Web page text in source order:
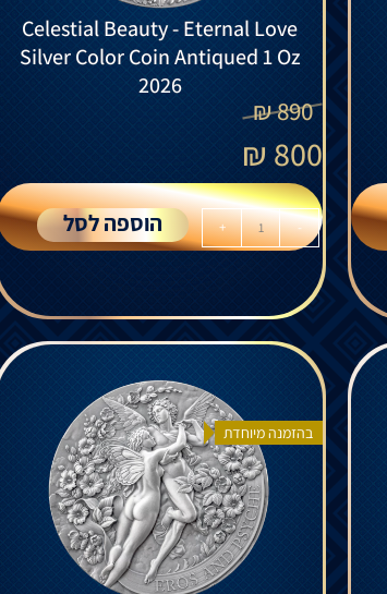
Celestial Beauty - Eternal Love
Silver Color Coin Antiqued 1 Oz
2026
890
₪
800
₪
-
+ הוספה לסל
בהזמנה מיוחדת